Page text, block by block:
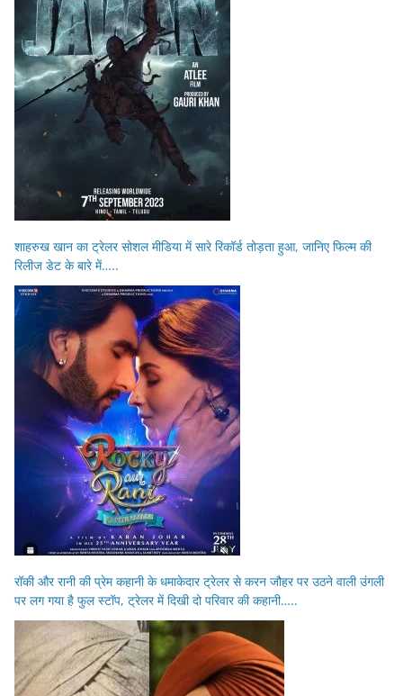
शाहरुख खान का ट्रेलर सोशल मीडिया में सारे रिकॉर्ड तोड़ता हुआ, जानिए फिल्म की
रिलीज डेट के बारे में…..
रॉकी और रानी की प्रेम कहानी के धमाकेदार ट्रेलर से करन जौहर पर उठने वाली उंगली
पर लग गया है फुल स्टॉप, ट्रेलर में दिखी दो परिवार की कहानी…..